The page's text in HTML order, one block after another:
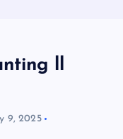
ll
9, 2025